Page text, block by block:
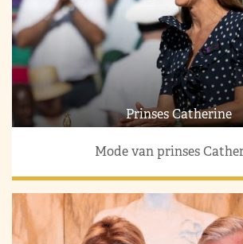
Prinses Catherine
Mode van prinses